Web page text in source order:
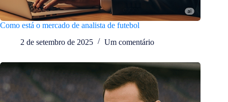
Como está o mercado de analista de futebol
2 de setembro de 2025
Um comentário